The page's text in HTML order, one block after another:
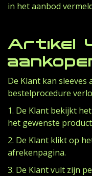
in het aanbod
Artikel
De Klant kan sleeves
bestelprocedure
1. De Klant bekijkt
het gewenste
2. De Klant klikt op
afrekenpagina.
3. De Klant vult zijn